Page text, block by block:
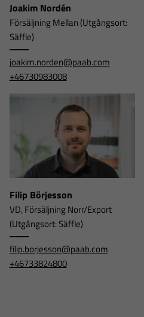
Joakim Nordén
Försäljning Mellan (Utgångsort:
Säffle)
joakim.norden@paab.com
+46730983008
Filip Börjesson
VD, Försäljning Norr/Export
(Utgångsort: Säffle)
filip.borjesson@paab.com
+46733824800